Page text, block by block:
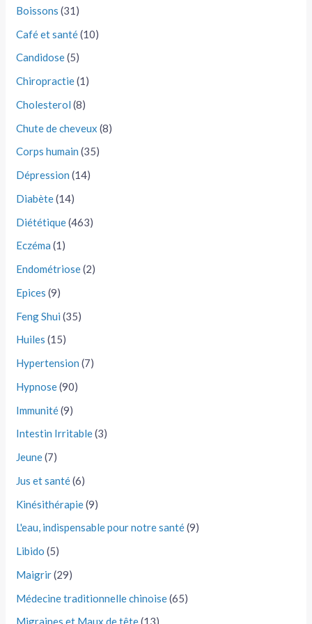
Boissons (31)
Café et santé(10)
Candidose(5)
Chiropractie(1)
Cholesterol (8)
Chute de cheveux (8)
Corps humain (35)
Dépression (14)
Diabète(14)
Diététique(463)
Eczéma (1)
Endométriose(2)
Epices (9)
Feng Shui (35)
Huiles (15)
Hypertension (7)
Hypnose(90)
Immunité(9)
Intestin Irritable(3)
Jeune(7)
Jus et santé(6)
Kinésithérapie(9)
L'eau, indispensable pour notre santé(9)
Libido (5)
Maigrir(29)
Médecine traditionnelle chinoise(65)